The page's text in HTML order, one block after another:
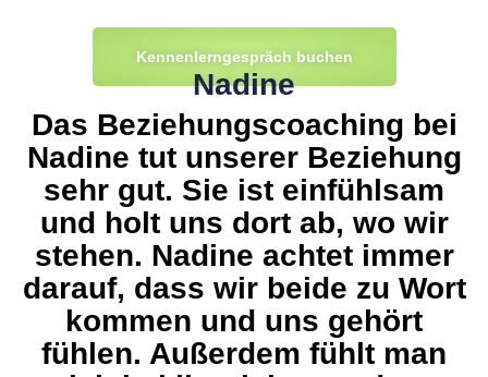
Kennenlerngespräch buchen
Nadine
Das Beziehungscoaching bei
Nadine tut unserer Beziehung
sehr gut. Sie ist einfühlsam
und holt uns dort ab, wo wir
stehen. Nadine achtet immer
darauf, dass wir beide zu Wort
kommen und uns gehört
fühlen. Außerdem fühlt man